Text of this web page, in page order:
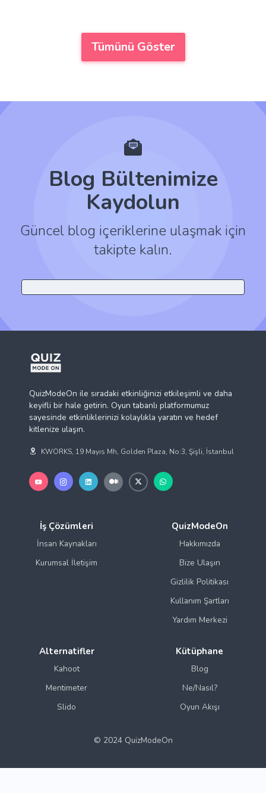
Tümünü Göster
Blog Bültenimize
Kaydolun
Güncel blog içeriklerine ulaşmak için
takipte kalın.
QuizModeOn ile sıradaki etkinliğinizi etkileşimli ve daha
keyifli bir hale getirin. Oyun tabanlı platformumuz
sayesinde etkinliklerinizi kolaylıkla yaratın ve hedef
kitlenize ulaşın.
KWORKS, 19 Mayıs Mh, Golden Plaza, No:3, Şişli, İstanbul
İş Çözümleri
İnsan Kaynakları
Kurumsal İletişim
Alternatifler
Kahoot
Mentimeter
Slido
QuizModeOn
Hakkımızda
Bize Ulaşın
Gizlilik Politikası
Kullanım Şartları
Yardım Merkezi
Kütüphane
Blog
Ne/Nasıl?
Oyun Akışı
© 2024 QuizModeOn